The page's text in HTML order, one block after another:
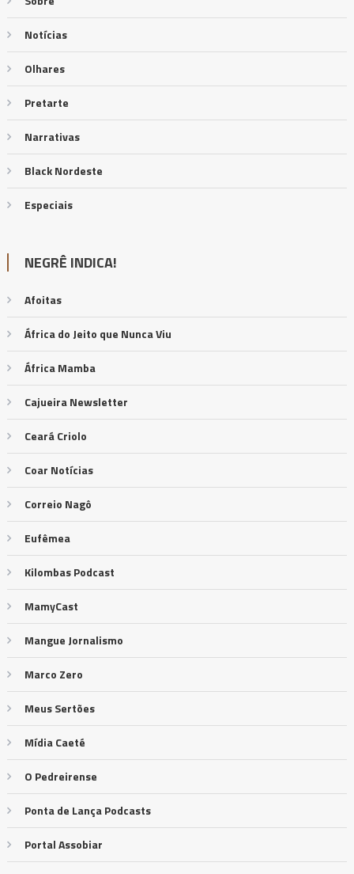
Notícias
Olhares
Pretarte
Narrativas
Black Nordeste
Especiais
NEGRÊ INDICA!
Afoitas
África do Jeito que Nunca Viu
África Mamba
Cajueira Newsletter
Ceará Criolo
Coar Notícias
Correio Nagô
Eufêmea
Kilombas Podcast
MamyCast
Mangue Jornalismo
Marco Zero
Meus Sertões
Mídia Caeté
O Pedreirense
Ponta de Lança Podcasts
Portal Assobiar